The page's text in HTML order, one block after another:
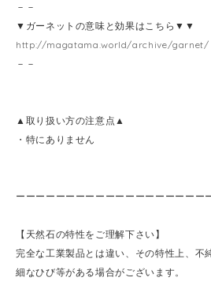
－－
▼ガーネットの意味と効果はこちら▼▼
http://magatama.world/archive/garnet/
－－
▲取り扱い方の注意点▲
・特にありません
ーーーーーーーーーーーーーーーーーーー
【天然石の特性をご理解下さい】
完全な工業製品とは違い、その特性上、不
細なひび等がある場合がございます。